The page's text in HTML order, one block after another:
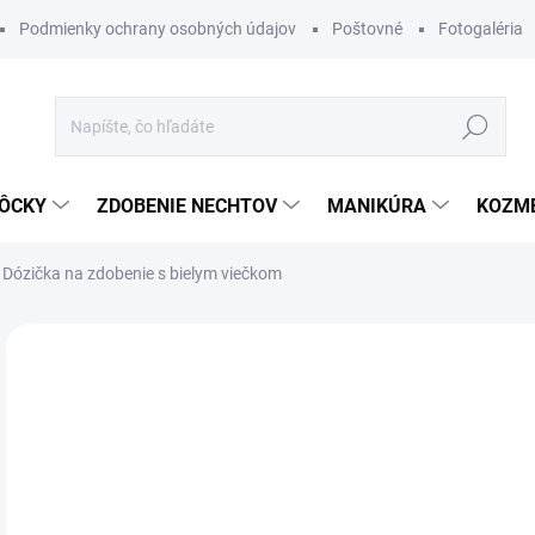
Podmienky ochrany osobných údajov Poštovné Fotogaléria
Hľadať
ZDOBENIE NECHTOV MANIKÚRA
Dózička na zdobenie s bielym viečkom